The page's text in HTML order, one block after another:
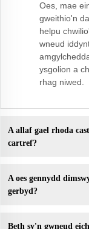
Oes, mae
gweithio'n
helpu
wneud
ysgolion a
rhag niwed.
A allaf gael rhoda
cartref?
A oes gennydd
gerbyd?
Beth sy'n gwneud